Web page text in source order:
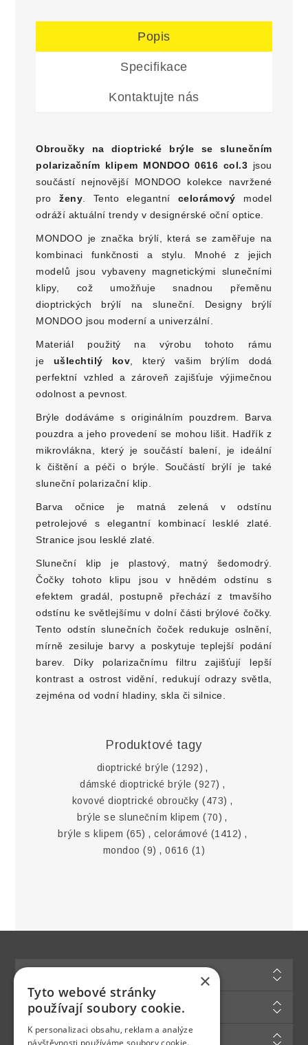
Popis
Specifikace
Kontaktujte nás
Obroučky na dioptrické brýle se slunečním
polarizačním klipem MONDOO 0616 col.3 jsou
součástí nejnovější MONDOO kolekce navržené
pro ženy . Tento elegantní celorámový model
odráží aktuální trendy v designérské oční optice.
MONDOO je značka brýlí, která se zaměřuje na
kombinaci funkčnosti a stylu. Mnohé z jejich
modelů jsou vybaveny magnetickými slunečními
klipy, což umožňuje snadnou přeměnu
dioptrických brýlí na sluneční. Designy brýlí
MONDOO jsou moderní a univerzální.
Materiál použitý na výrobu tohoto rámu
je ušlechtilý kov , který vašim brýlím dodá
perfektní vzhled a zároveň zajišťuje výjimečnou
odolnost a pevnost.
Brýle dodáváme s originálním pouzdrem. Barva
pouzdra a jeho provedení se mohou lišit. Hadřík z
mikrovlákna, který je součástí balení, je ideální
k čištění a péči o brýle. Součástí brýlí je také
sluneční polarizační klip.
Barva očnice je matná zelená v odstínu
petrolejové s elegantní kombinací lesklé zlaté.
Stranice jsou lesklé zlaté.
Sluneční klip je plastový, matný šedomodrý.
Čočky tohoto klipu jsou v hnědém odstínu s
efektem gradál, postupně přechází z tmavšího
odstínu ke světlejšímu v dolní části brýlové čočky.
Tento odstín slunečních čoček redukuje oslnění,
mírně zesiluje barvy a poskytuje teplejší podání
barev. Díky polarizačnímu filtru zajišťují lepší
kontrast a ostrost vidění, redukují odrazy světla,
zejména od vodní hladiny, skla či silnice.
Produktové tagy
dioptrické brýle (1292) ,
dámské dioptrické brýle (927) ,
kovové dioptrické obroučky (473) ,
brýle se slunečním klipem (70) ,
brýle s klipem (65) , celorámové (1412) ,
mondoo (9) , 0616 (1)
Zákaznická podpora
Můj účet
×
Tyto webové stránky
používají soubory cookie.
K personalizaci obsahu, reklam a analýze
návštěvnosti používáme soubory cookie.